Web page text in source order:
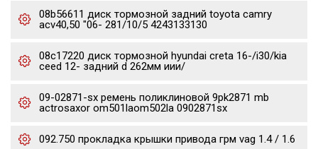
08b56611 диск тормозной задний toyota camry
acv40,50 "06- 281/10/5 4243133130
08c17220 диск тормозной hyundai creta 16-/i30/kia
ceed 12- задний d 262мм иии/
09-02871-sx ремень поликлиновой 9pk2871 mb
actrosaxor om501laom502la 0902871sx
092.750 прокладка крышки привода грм vag 1.4 / 1.6